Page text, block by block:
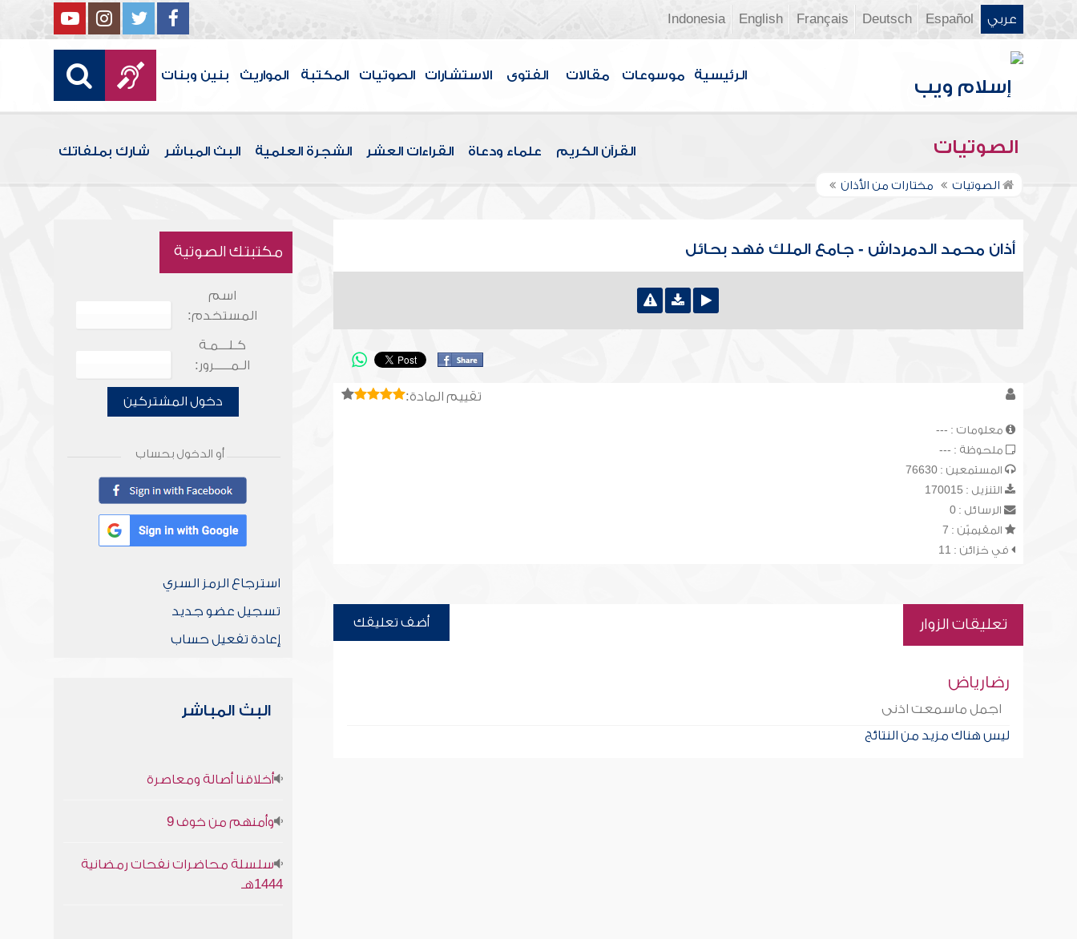
عربي Español
Deutsch
Français
English
Indonesia
الرئيسية موسوعات مقالات الفتوى الاستشارات الصوتيات المكتبة المواريث بنين وبنات
الصوتيات القرآن الكريم علماء ودعاة القراءات العشر الشجرة العلمية البث المباشر شارك بملفاتك
الصوتيات مختارات من الأذان
أذان محمد الدمرداش - جامع الملك فهد بحائل
تقييم المادة:
معلومات : ---
ملحوظة : ---
المستمعين : 76630
التنزيل : 170015
الرسائل : 0
المقيميّن : 7
في خزائن : 11
تعليقات الزوار أضف تعليقك
رضارياض
اجمل ماسمعت اذنى
ليس هناك مزيد من النتائج
مكتبتك الصوتية
اسم
المستخدم:
كـلـــمـة
الـمـــــرور:
دخول المشتركين
أو الدخول بحساب
استرجاع الرمز السري
تسجيل عضو جديد
إعادة تفعيل حساب
البث المباشر
أخلاقنا أصالة ومعاصرة
وأمنهم من خوف 9
سلسلة محاضرات نفحات رمضانية
1444هـ